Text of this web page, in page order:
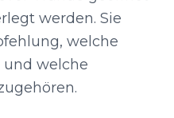
werden. Sie
welche
und welche